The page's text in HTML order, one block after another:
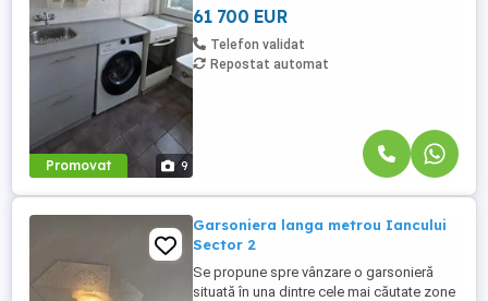
Promovat 9
și alte facilități. Se acceptă credit. ...
61 700 EUR
Telefon validat
Repostat automat
Garsoniera langa metrou Iancului
Sector 2
Se propune spre vânzare o garsonieră
situată în una dintre cele mai căutate zone